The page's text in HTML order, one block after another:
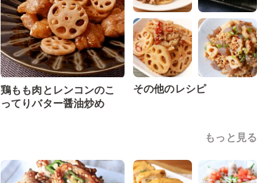
鶏もも肉とレンコンのこ
ってりバター醤油炒め
その他のレシピ
もっと見る